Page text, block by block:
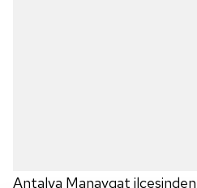
Antalya Manavgat